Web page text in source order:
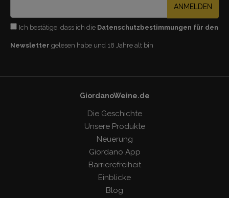
ANMELDEN
Ich bestätige, dass ich die Datenschutzbestimmungen für den
Newsletter gelesen habe und 18 Jahre alt bin
GiordanoWeine.de
Die Geschichte
Unsere Produkte
Neuerung
Giordano App
Barrierefreiheit
Einblicke
Blog